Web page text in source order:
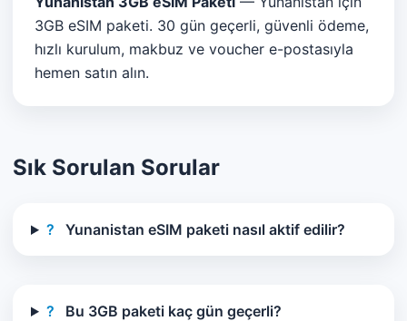
3GB eSIM paketi. 30 gün geçerli, güvenli ödeme,
hızlı kurulum, makbuz ve voucher e-postasıyla
hemen satın alın.
Sık Sorulan Sorular
? Yunanistan eSIM paketi nasıl aktif edilir?
? Bu 3GB paketi kaç gün geçerli?